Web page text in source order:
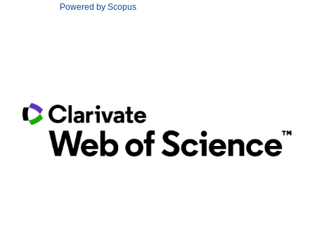
Powered by Scopus